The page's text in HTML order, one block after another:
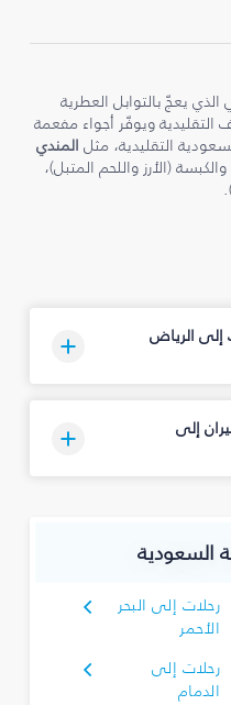
الذي يعجّ بالتوابل العطرية
التقليدية ويوفّر أجواء مفعمة
التقليدية، مثل المندي
(الأرز واللحم المتبل)،
إلى الرياض
إلى
السعودية
رحلات إلى البحر
الأحمر
رحلات إلى
الدمام